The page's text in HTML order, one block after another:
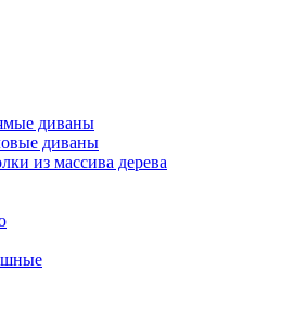
диваны
диваны
из массива дерева